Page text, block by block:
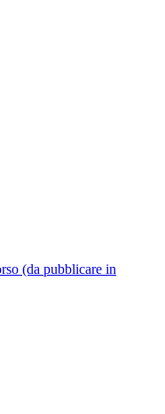
(da pubblicare in